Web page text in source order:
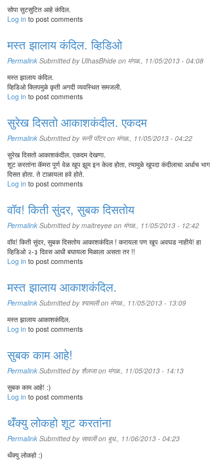
सोपा सुटसुटित आहे कंदिल.
Log in to post comments
मस्त झालाय कंदिल. व्हिडिओ
Permalink Submitted by UlhasBhide on मंगळ., 11/05/2013 - 04:08
मस्त झालाय कंदिल.
व्हिडिओ क्लिपमुळे कृती अगदी व्यवस्थित समजली.
Log in to post comments
सुरेख दिसतो आकाशकंदील. एकदम
Permalink Submitted by रूनी पॉटरon मंगळ., 11/05/2013 - 04:22
सुरेख दिसतो आकाशकंदील. एकदम देखणा.
शूट करतांना कॅमरा पूर्ण वेळ खूप झूम इन केला होता, त्यामुळे खूपदा कंदीलाचा अर्धाच भाग
दिसत होता. ते टाळायला हवे होते.
Log in to post comments
वॉव! किती सुंदर, सुबक दिसतोय
Permalink Submitted bymaitreyee on मंगळ., 11/05/2013 - 12:42
वॉव! किती सुंदर, सुबक दिसतोय आकाशकंदिल ! करायला पण खूप अवघड नाहीये! हा
व्हिडिओ २-३ दिवस आधी बघायला मिळाला असता तर !!
Log in to post comments
मस्त झालाय आकाशकंदिल.
Permalink Submitted by श्यामलीon मंगळ., 11/05/2013 - 13:09
मस्त झालाय आकाशकंदिल.
Log in to post comments
सुबक काम आहे!
Permalink Submitted by शैलजाon मंगळ., 11/05/2013 - 14:13
सुबक काम आहे! :)
Log in to post comments
थँक्यु लोकहो शूट करतांना
Permalink Submitted by सावलीon बुध., 11/06/2013 - 04:23
थँक्यु लोकहो :)